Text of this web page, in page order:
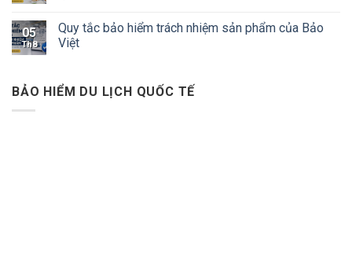
05
Th8
Quy tắc bảo hiểm trách nhiệm sản phẩm của Bảo
Việt
BẢO HIỂM DU LỊCH QUỐC TẾ